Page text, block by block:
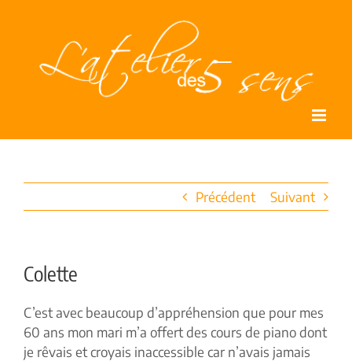
Précédent Suivant
Colette
C’est avec beaucoup d’appréhension que pour mes
60 ans mon mari m’a offert des cours de piano dont
je rêvais et croyais inaccessible car n’avais jamais